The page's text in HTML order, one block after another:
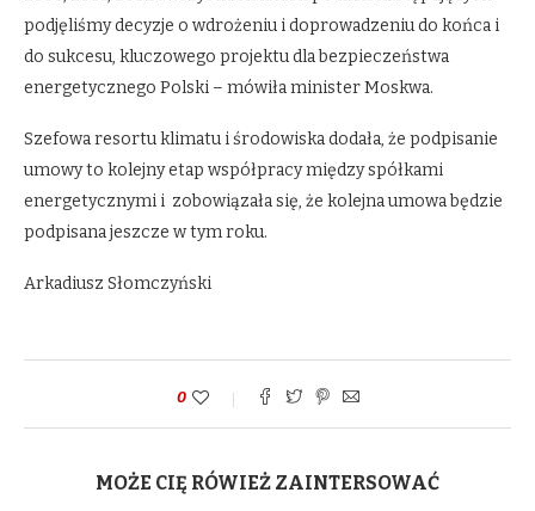
podjęliśmy decyzje o wdrożeniu i doprowadzeniu do końca i
do sukcesu, kluczowego projektu dla bezpieczeństwa
energetycznego Polski – mówiła minister Moskwa.
Szefowa resortu klimatu i środowiska dodała, że podpisanie
umowy to kolejny etap współpracy między spółkami
energetycznymi i zobowiązała się, że kolejna umowa będzie
podpisana jeszcze w tym roku.
Arkadiusz Słomczyński
0
MOŻE CIĘ RÓWIEŻ ZAINTERSOWAĆ